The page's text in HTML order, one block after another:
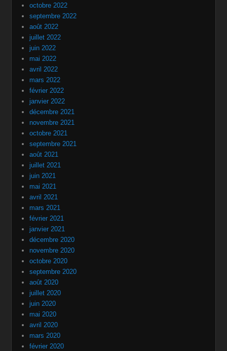
octobre 2022
septembre 2022
août 2022
juillet 2022
juin 2022
mai 2022
avril 2022
mars 2022
février 2022
janvier 2022
décembre 2021
novembre 2021
octobre 2021
septembre 2021
août 2021
juillet 2021
juin 2021
mai 2021
avril 2021
mars 2021
février 2021
janvier 2021
décembre 2020
novembre 2020
octobre 2020
septembre 2020
août 2020
juillet 2020
juin 2020
mai 2020
avril 2020
mars 2020
février 2020